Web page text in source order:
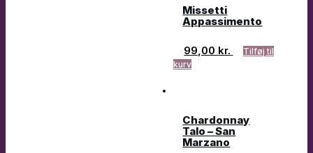
Missetti
Appassimento
99,00 kr.
Tilføj til
kurv
Chardonnay
Talo – San
Marzano